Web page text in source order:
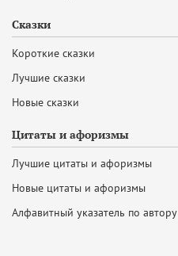
Сказки
Короткие сказки
Лучшие сказки
Новые сказки
Цитаты и афоризмы
Лучшие цитаты и афоризмы
Новые цитаты и афоризмы
Алфавитный указатель по автору